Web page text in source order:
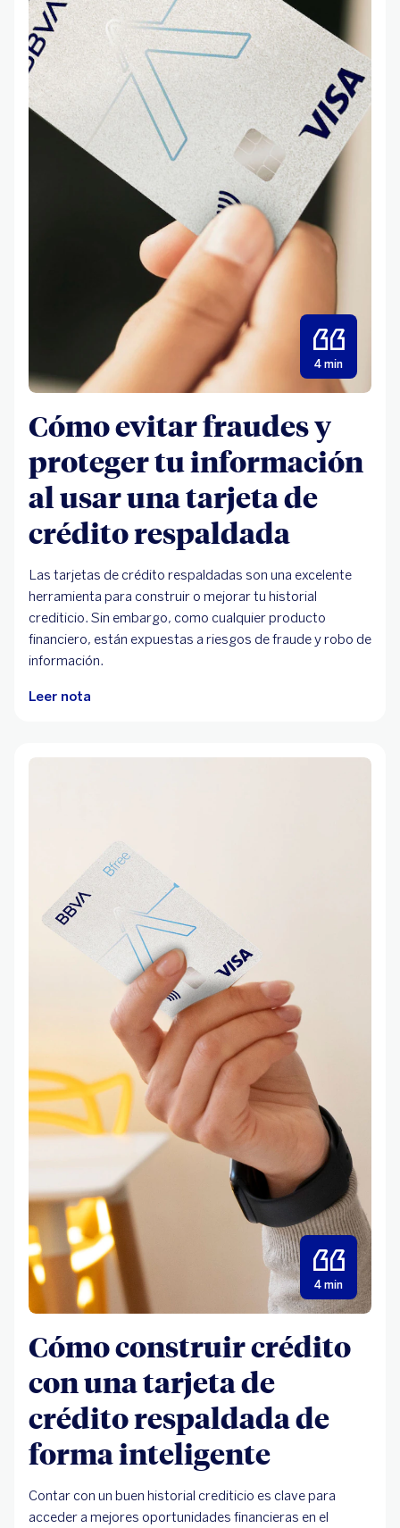
4 min
Cómo evitar fraudes y
proteger tu información
al usar una tarjeta de
crédito respaldada
Las tarjetas de crédito respaldadas son una excelente
herramienta para construir o mejorar tu historial
crediticio. Sin embargo, como cualquier producto
financiero, están expuestas a riesgos de fraude y robo de
información.
Leer nota
4 min
Cómo construir crédito
con una tarjeta de
crédito respaldada de
forma inteligente
Contar con un buen historial crediticio es clave para
acceder a mejores oportunidades financieras en el